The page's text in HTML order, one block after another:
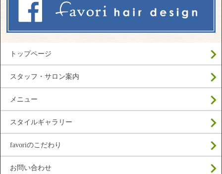
トップページ
スタッフ・サロン案内
メニュー
スタイルギャラリー
favoriのこだわり
お問い合わせ